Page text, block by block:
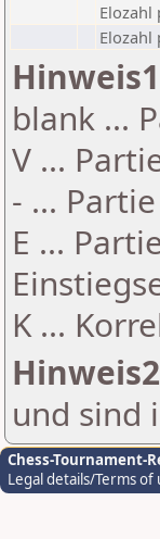
Elozahl
Elozahl
Hinweis1
blank ...
V ...
- ...
E ...
K ...
Hinweis2
und sind
Chess-Tournament-
Legal details/Terms of